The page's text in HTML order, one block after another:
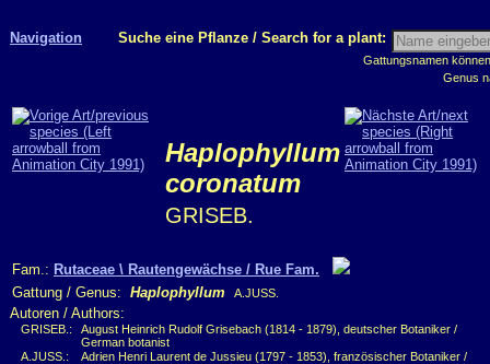
Navigation Suche eine Pflanze / Search for a plant:
Gattungsnamen
Genus
Haplophyllum
coronatum
GRISEB.
Fam.: Rutaceae \ Rautengewächse / Rue Fam.
Gattung / Genus: Haplophyllum A.JUSS.
Autoren / Authors:
GRISEB.:
August Heinrich Rudolf Grisebach (1814 - 1879), deutscher Botaniker /
German botanist
A.JUSS.:
Adrien Henri Laurent de Jussieu (1797 - 1853), französischer Botaniker /